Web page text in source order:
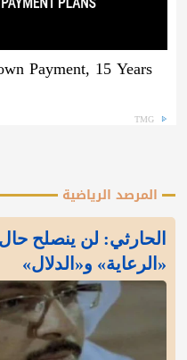
Payment, 15 Years
TMG
المرصد الرياضية
الحارثي: لن ينصلح
«الرعاية» و«الدلال»